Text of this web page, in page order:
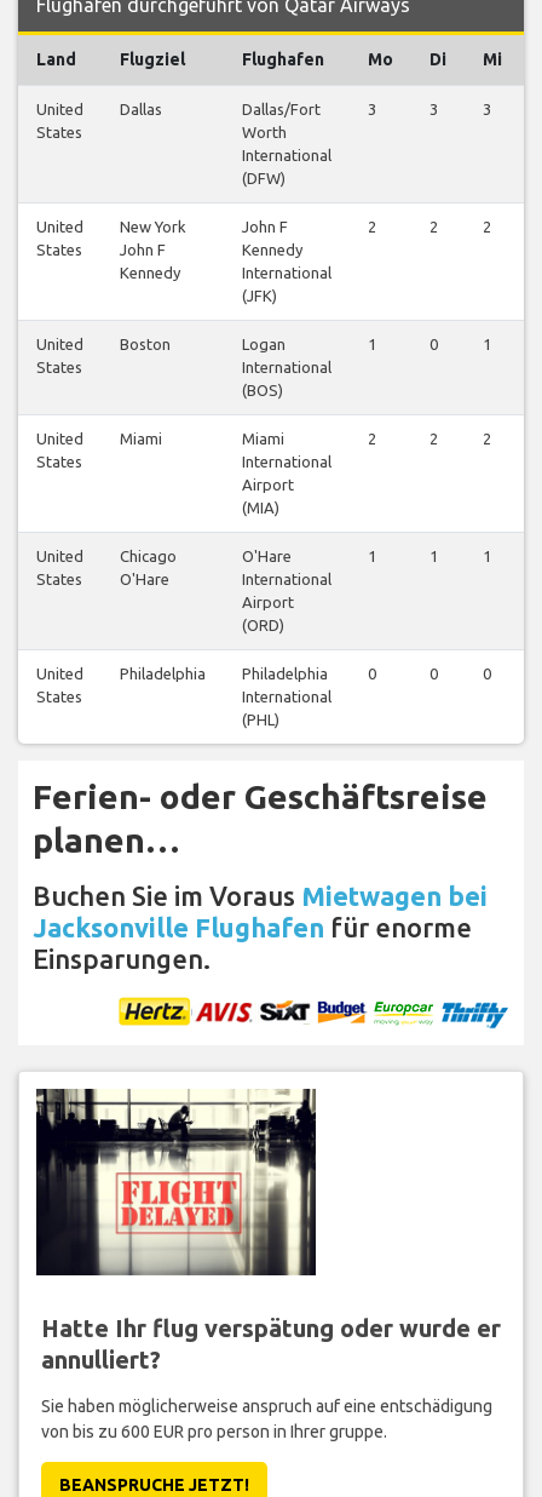
Land Flugziel Flughafen Mo Di Mi
United
States
Dallas
Dallas/Fort
Worth
International
(DFW)
3 3 3
United
States
New York
John F
Kennedy
John F
Kennedy
International
(JFK)
2 2 2
United
States
Boston
Logan
International
(BOS)
1 0 1
United
States
Miami
Miami
International
Airport
(MIA)
2 2 2
United
States
Chicago
O'Hare
O'Hare
International
Airport
(ORD)
1 1 1
United
States
Philadelphia
Philadelphia
International
(PHL)
0 0 0
Ferien- oder Geschäftsreise
planen…
Buchen Sie im Voraus Mietwagen bei
Jacksonville Flughafen für enorme
Einsparungen.
Hatte Ihr flug verspätung oder wurde er
annulliert?
Sie haben möglicherweise anspruch auf eine entschädigung
von bis zu 600 EUR pro person in Ihrer gruppe.
BEANSPRUCHE JETZT!